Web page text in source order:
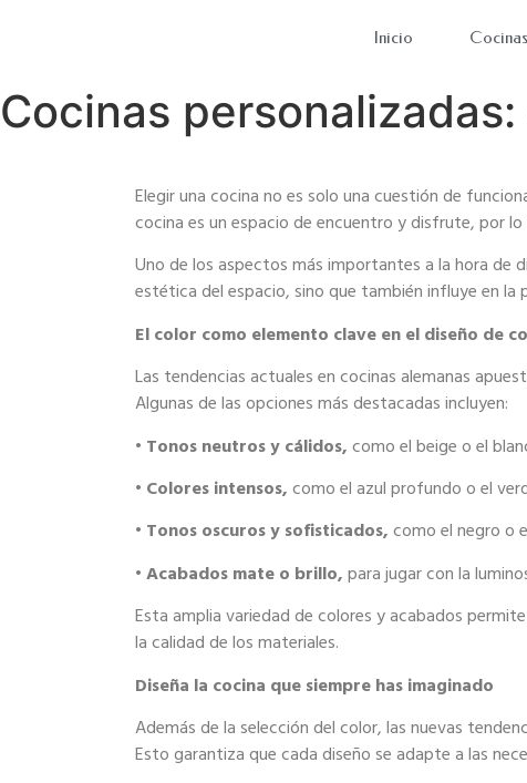
Inicio Cocinas
Cocinas
Elegir una cocina no es solo una cuestión de
cocina es un espacio de encuentro y disfrute, por
Uno de los aspectos más importantes a la hora de
estética del espacio, sino que también influye en
El color como elemento clave en el diseño de
Las tendencias actuales en cocinas alemanas
Algunas de las opciones más destacadas incluyen:
• Tonos neutros y cálidos, como el beige o el
• Colores intensos, como el azul profundo o el
• Tonos oscuros y sofisticados, como el negro o
• Acabados mate o brillo, para jugar con la
Esta amplia variedad de colores y acabados
la calidad de los materiales.
Diseña la cocina que siempre has imaginado
Además de la selección del color, las nuevas
Esto garantiza que cada diseño se adapte a las